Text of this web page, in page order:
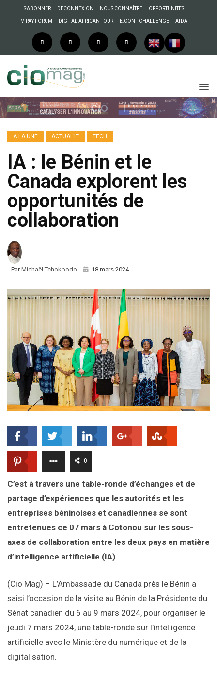
S’ABONNER DECONNEXION NOUS CONNAÎTRE OPPORTUNITES
M PAY FORUM DIGITAL AFRICAN TOUR E.CONF CHALLENGE ATDA
A LA UNE ACTUAL’IT TECH
IA : le Bénin et le
Canada explorent les
opportunités de
collaboration
ParMichaël Tchokpodo 18 mars 2024
0
C’est à travers une table-ronde d’échanges et de
partage d’expériences que les autorités et les
entreprises béninoises et canadiennes se sont
entretenues ce 07 mars à Cotonou sur les sous-
axes de collaboration entre les deux pays en matière
d’intelligence artificielle (IA).
(Cio Mag) – L’Ambassade du Canada près le Bénin a
saisi l’occasion de la visite au Bénin de la Présidente du
Sénat canadien du 6 au 9 mars 2024, pour organiser le
jeudi 7 mars 2024, une table-ronde sur l’intelligence
artificielle avec le Ministère du numérique et de la
digitalisation.